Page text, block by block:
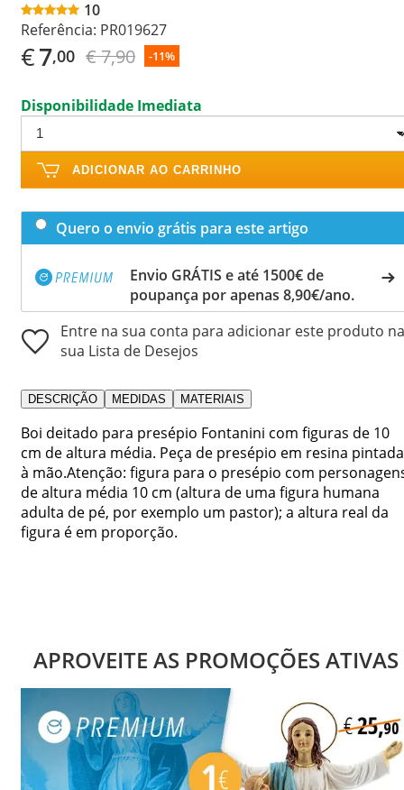
10
Referência: PR019627
€7,00 € 7,90 -11%
Disponibilidade Imediata
ADICIONAR AO CARRINHO
Quero o envio grátis para este artigo
Envio GRÁTIS e até 1500€ de
poupança por apenas 8,90€/ano.
Entre na sua conta para adicionar este produto na
sua Lista de Desejos
DESCRIÇÃO MEDIDAS MATERIAIS
Boi deitado para presépio Fontanini com figuras de 10
cm de altura média. Peça de presépio em resina pintada
à mão.Atenção: figura para o presépio com
de altura média 10 cm (altura de uma figura humana
adulta de pé, por exemplo um pastor); a altura real da
figura é em proporção.
APROVEITE AS PROMOÇÕES ATIVAS